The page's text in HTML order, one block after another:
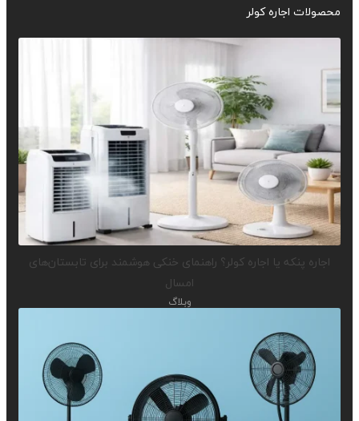
محصولات اجاره کولر
اجاره پنکه یا اجاره کولر؟ راهنمای خنکی هوشمند برای تابستان‌های
امسال
وبلاگ